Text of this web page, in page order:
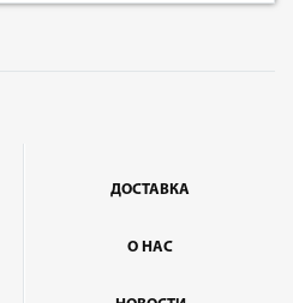
ДОСТАВКА
О НАС